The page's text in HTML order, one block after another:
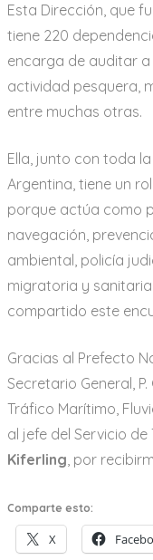
Esta Dirección, que
tiene 220
encarga de auditar
actividad pesquera,
entre muchas otras.
Ella, junto con toda
Argentina, tiene un
porque actúa como
navegación,
ambiental, policía
migratoria y
compartido este
Gracias al Prefecto
Secretario General, P.
Tráfico Marítimo,
al jefe del Servicio de
Kiferling, por
Comparte esto:
X